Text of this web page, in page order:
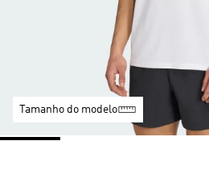
Tamanho do modelo